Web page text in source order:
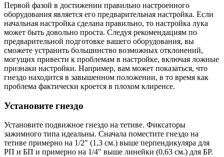
Первой фазой в достижении правильно настроенного
оборудования является его предварительная настройка. Если
начальная настройка сделана правильно, то настройка лука
может быть довольно проста. Следуя рекомендациям по
предварительной подготовке вашего оборудования, вы
сможете устранить большинство возможных отклонений,
могущих привести к проблемам в настройке, включая ложные
признаки настройки. Например, вам может показаться, что
гнездо находится в завышенном положении, в то время как
проблема фактически кроется в плохом клиренсе.
Установите гнездо
Установите подвижное гнездо на тетиве. Фиксаторы
зажимного типа идеальны. Сначала поместите гнездо на
тетиве примерно на 1/2″ (1,3 см.) выше перпендикуляра для
РП и БП и примерно на 1/4″ выше линейки (0,63 см.) для БР.